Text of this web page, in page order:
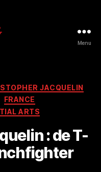
Menu
JACQUELIN
FRANCE
ARTS
: de T-